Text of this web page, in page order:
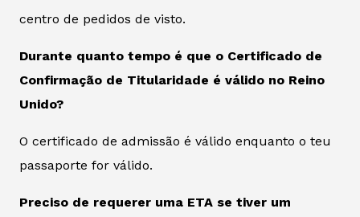
centro de pedidos de visto.
Durante quanto tempo é que o Certificado de
Confirmação de Titularidade é válido no Reino
Unido?
O certificado de admissão é válido enquanto o teu
passaporte for válido.
Preciso de requerer uma ETA se tiver um